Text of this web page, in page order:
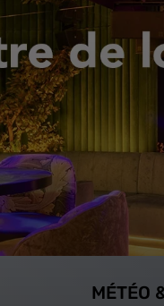
MÉTÉO